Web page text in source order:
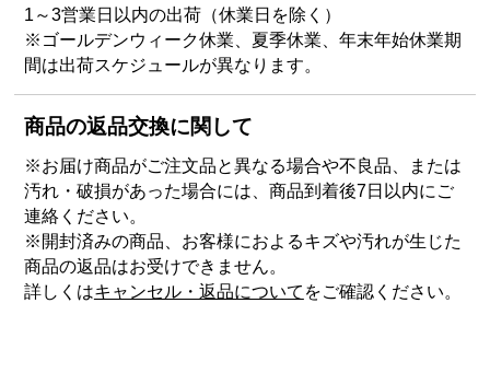
1～3営業日以内の出荷（休業日を除く）
※ゴールデンウィーク休業、夏季休業、年末年始休業期
間は出荷スケジュールが異なります。
商品の返品交換に関して
※お届け商品がご注文品と異なる場合や不良品、または
汚れ・破損があった場合には、商品到着後7日以内にご
連絡ください。
※開封済みの商品、お客様におよるキズや汚れが生じた
商品の返品はお受けできません。
詳しくはキャンセル・返品について をご確認ください。